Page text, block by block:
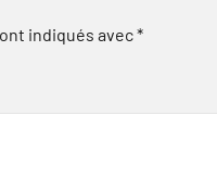
indiqués avec*